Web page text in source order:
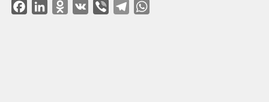
FacebookLinkedInOdnoklassniki
VK Viber Telegram